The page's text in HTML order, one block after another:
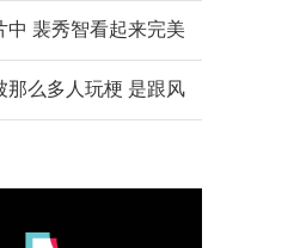
中 裴秀智看起来完美
那么多人玩梗 是跟风